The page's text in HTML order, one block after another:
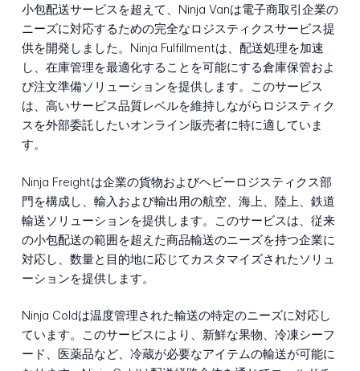
小包配送サービスを超えて、Ninja Vanは電子商取引企業の
ニーズに対応するための完全なロジスティクスサービス提
供を開発しました。Ninja Fulfillmentは、配送処理を加速
し、在庫管理を最適化することを可能にする倉庫保管およ
び注文準備ソリューションを提供します。このサービス
は、高いサービス品質レベルを維持しながらロジスティク
スを外部委託したいオンライン販売者に特に適していま
す。
Ninja Freightは企業の貨物およびヘビーロジスティクス部
門を構成し、輸入および輸出用の航空、海上、陸上、鉄道
輸送ソリューションを提供します。このサービスは、従来
の小包配送の範囲を超えた商品輸送のニーズを持つ企業に
対応し、数量と目的地に応じてカスタマイズされたソリュ
ーションを提供します。
Ninja Coldは温度管理された輸送の特定のニーズに対応し
ています。このサービスにより、新鮮な果物、冷凍シーフ
ード、医薬品など、冷蔵が必要なアイテムの輸送が可能に